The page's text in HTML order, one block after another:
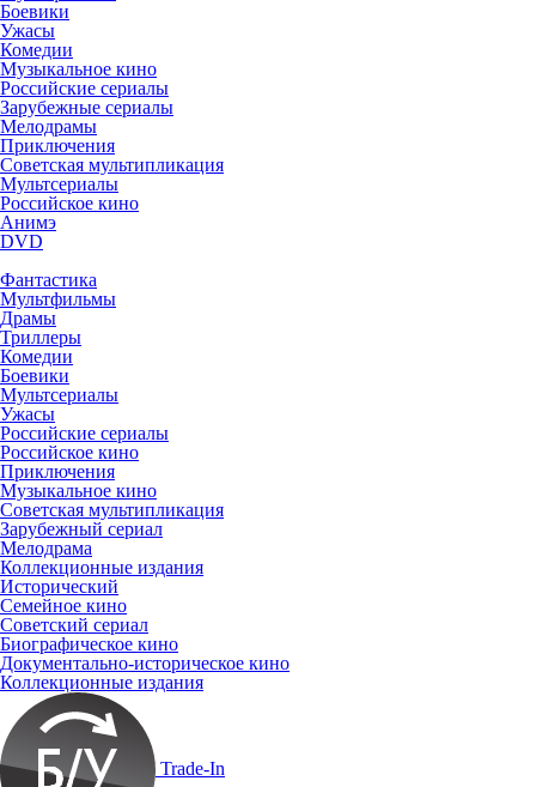
Боевики
Ужасы
Комедии
Музыкальное кино
Российские сериалы
Зарубежные сериалы
Мелодрамы
Приключения
Советская мультипликация
Мультсериалы
Российское кино
Анимэ
DVD
Фантастика
Мультфильмы
Драмы
Триллеры
Комедии
Боевики
Мультсериалы
Ужасы
Российские сериалы
Российское кино
Приключения
Музыкальное кино
Советская мультипликация
Зарубежный сериал
Мелодрама
Коллекционные издания
Исторический
Семейное кино
Советский сериал
Биографическое кино
Документально-историческое кино
Коллекционные издания
Trade-In